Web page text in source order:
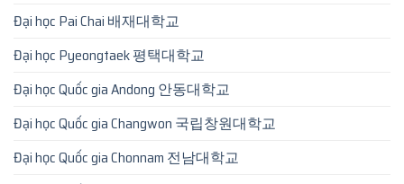
Đại học Pai Chai 배재대학교
Đại học Pyeongtaek 평택대학교
Đại học Quốc gia Andong 안동대학교
Đại học Quốc gia Changwon 국립창원대학교
Đại học Quốc gia Chonnam 전남대학교